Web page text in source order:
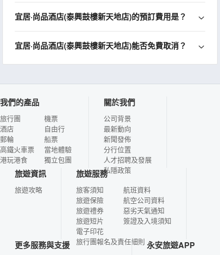
宜居·尚品酒店(泰興鼓樓新天地店)的預訂費用是？
宜居·尚品酒店(泰興鼓樓新天地店)能否免費取消？
我們的產品
旅行團
酒店
郵輪
高鐵火車票
港玩港食
機票
自由行
船票
當地體驗
獨立包團
關於我們
公司背景
最新動向
新聞發佈
分行位置
人才招聘及發展
私隱政策
旅遊資訊
旅遊攻略
旅遊服務
旅客須知
旅遊保險
旅遊禮券
旅遊短片
電子印花
航班資料
航空公司資料
惡劣天氣通知
簽證及入境須知
旅行團報名及責任細則
更多服務與支援 永安旅遊APP